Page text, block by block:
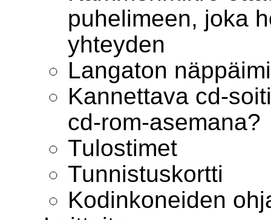
puhelimeen, joka
yhteyden
Langaton
Kannettava cd-
cd-rom-asemana?
Tulostimet
Tunnistuskortti
Kodinkoneiden